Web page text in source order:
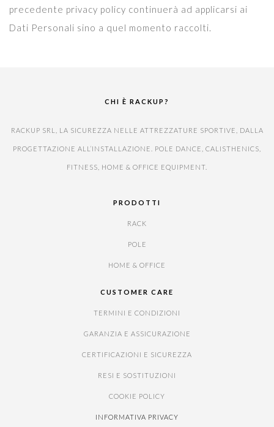
precedente privacy policy continuerà ad applicarsi ai
Dati Personali sino a quel momento raccolti.
CHI È RACKUP?
RACKUP SRL, LA SICUREZZA NELLE ATTREZZATURE SPORTIVE, DALLA
PROGETTAZIONE ALL’INSTALLAZIONE. POLE DANCE, CALISTHENICS,
FITNESS, HOME & OFFICE EQUIPMENT.
PRODOTTI
RACK
POLE
HOME & OFFICE
CUSTOMER CARE
TERMINI E CONDIZIONI
GARANZIA E ASSICURAZIONE
CERTIFICAZIONI E SICUREZZA
RESI E SOSTITUZIONI
COOKIE POLICY
INFORMATIVA PRIVACY